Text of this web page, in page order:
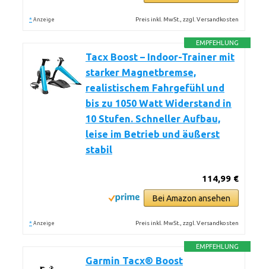
* Anzeige Preis inkl. MwSt., zzgl. Versandkosten
EMPFEHLUNG
Tacx Boost – Indoor-Trainer mit
starker Magnetbremse,
realistischem Fahrgefühl und
bis zu 1050 Watt Widerstand in
10 Stufen. Schneller Aufbau,
leise im Betrieb und äußerst
stabil
114,99 €
Bei Amazon ansehen
* Anzeige Preis inkl. MwSt., zzgl. Versandkosten
EMPFEHLUNG
Garmin Tacx® Boost